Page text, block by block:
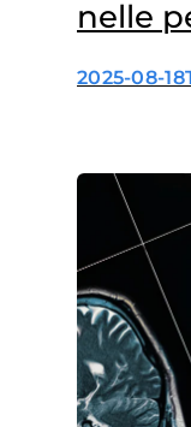
nelle
2025-08-